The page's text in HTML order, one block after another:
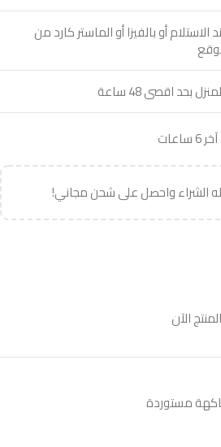
الاستلام أو بالفيزا أو الماستر كارد من
بحد اقصى 48 ساعة
الشراء واحصل على شحن مجاني!
الآن
مستوردة